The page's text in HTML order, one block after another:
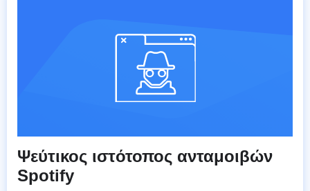
Ψεύτικος ιστότοπος ανταμοιβών
Spotify